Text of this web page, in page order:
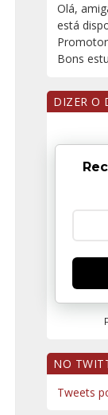
Olá,
está
Promotor
Bons
DIZER O
NO
Tweets